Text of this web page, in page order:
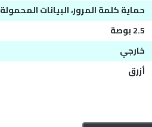
حماية كلمة المرور، البيانات المحمولة
2.5 بوصة
خارجي
أزرق